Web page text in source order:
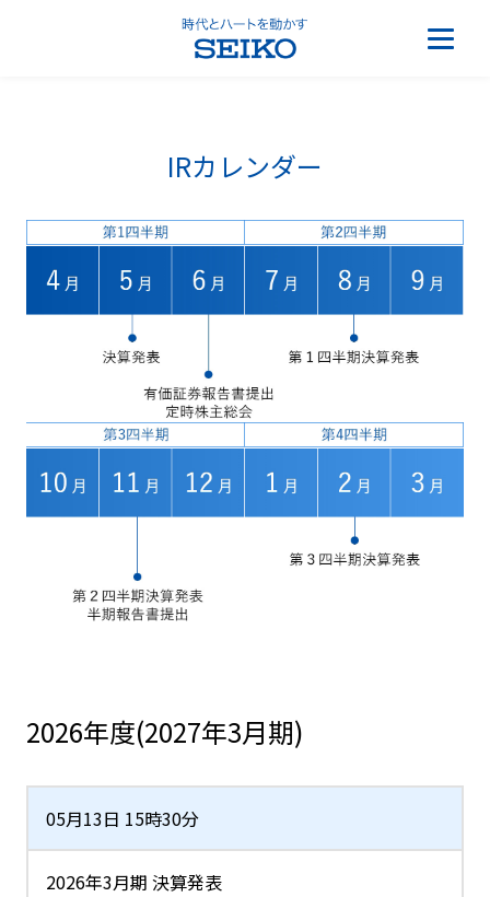
IRカレンダー
2026年度(2027年3月期)
05月13日 15時30分
2026年3月期 決算発表